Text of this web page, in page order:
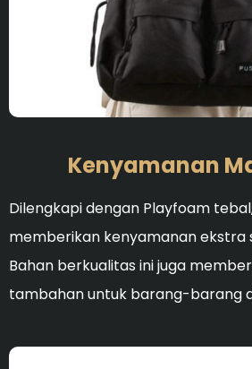
Kenyamanan
Dilengkapi dengan Playfoam
memberikan kenyamanan ekstra
Bahan berkualitas ini juga
tambahan untuk barang-barang